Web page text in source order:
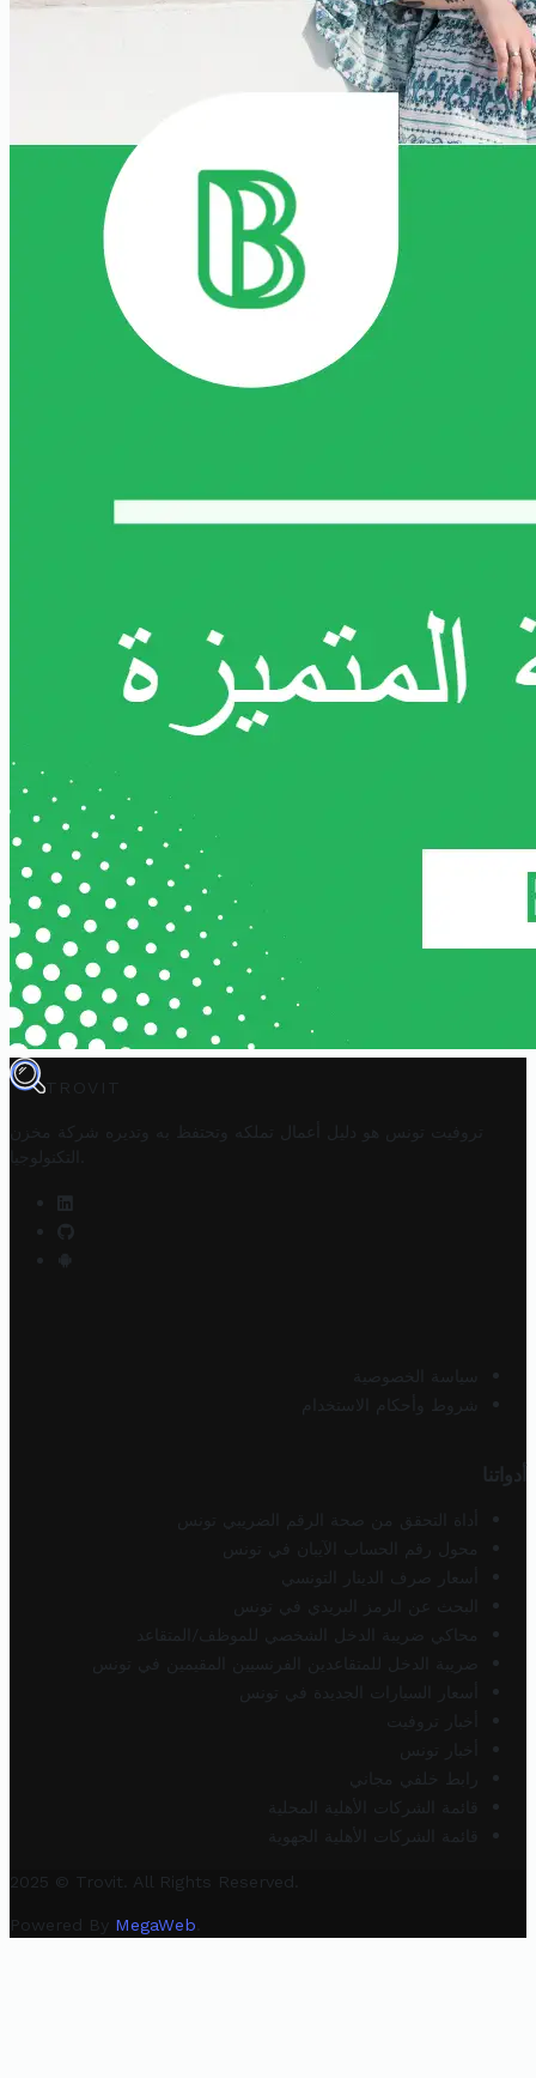
TROVIT
تروفيت تونس هو دليل أعمال تملكه وتحتفظ به وتديره
شركة مخزن
التكنولوجيا
سياسة الخصوصية
شروط وأحكام الاستخدام
أدواتنا
أداة التحقق من صحة الرقم الضريبي تونس
محول رقم الحساب الآيبان في تونس
أسعار صرف الدينار التونسي
البحث عن الرمز البريدي في تونس
محاكي ضريبة الدخل الشخصي للموظف/المتقاعد
ضريبة الدخل للمتقاعدين الفرنسيين المقيمين في تونس
أسعار السيارات الجديدة في تونس
أخبار تروفيت
أخبار تونس
رابط خلفي مجاني
قائمة الشركات الأهلية المحلية
قائمة الشركات الأهلية الجهوية
2025 © Trovit. All Rights Reserved.
Powered By MegaWeb